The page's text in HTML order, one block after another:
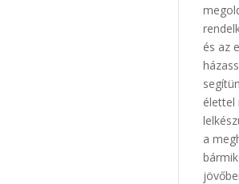
és az
élettel
a